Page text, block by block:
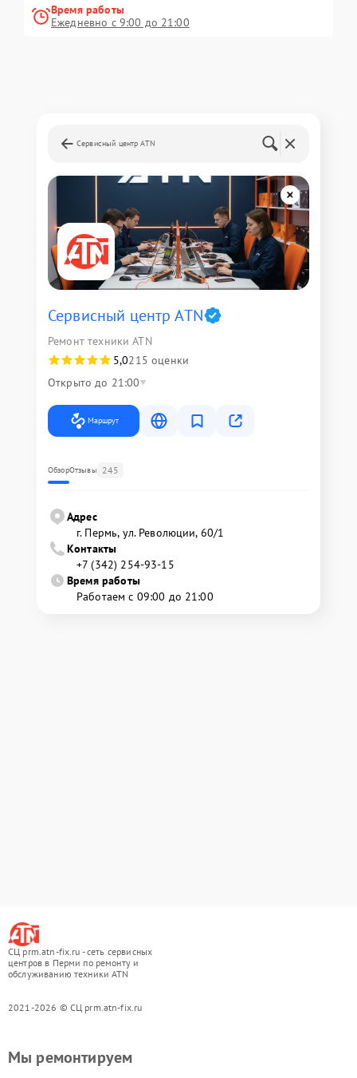
Время работы
Ежедневно с 9:00 до 21:00
Сервисный центр ATN
Сервисный центр ATN
Ремонт техники ATN
5,0215 оценки
Открыто до 21:00
Маршрут
ОбзорОтзывы 245
Адрес
г. Пермь, ул. ​Революции, 60/1
Контакты
+7 (342) 254-93-15
Время работы
Работаем с 09:00 до 21:00
СЦ prm.atn-fix.ru - сеть сервисных
центров в Перми по ремонту и
обслуживанию техники ATN
2021-2026 © СЦ prm.atn-fix.ru
Мы ремонтируем